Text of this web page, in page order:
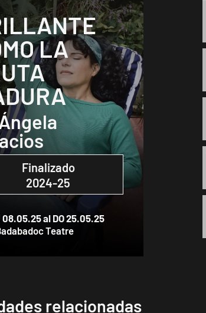
LA
Finalizado
2024-25
08.05.25al DO 25.05.25
Teatre
relacionadas